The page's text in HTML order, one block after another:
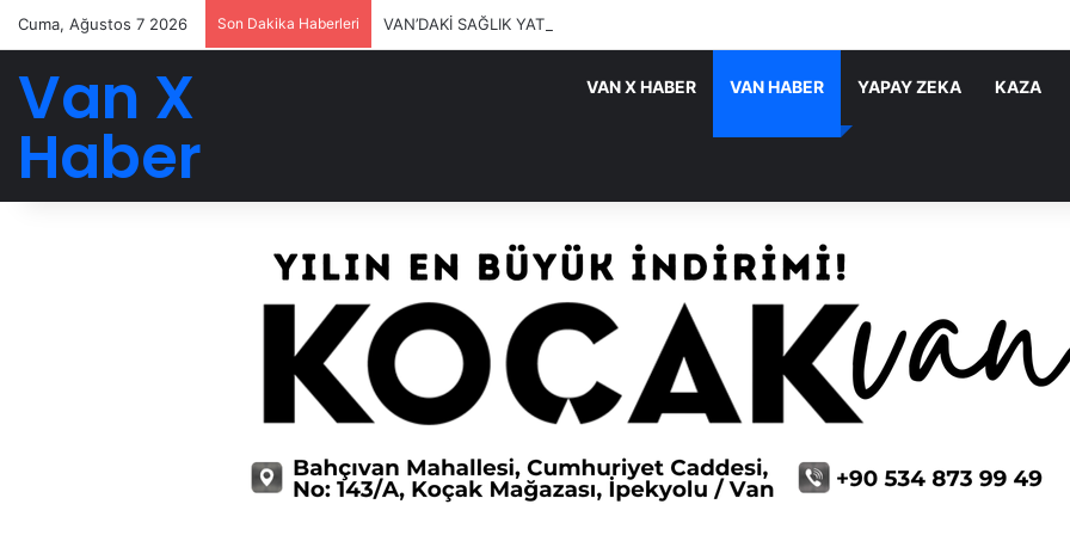
Cuma, Ağustos 7 2026 Son Dakika Haberleri VAN’DAKİ SAĞLIK YATIRIMLARI SÜRÜYOR
Van X
Haber
VAN X HABER VAN HABER YAPAY ZEKA KAZA